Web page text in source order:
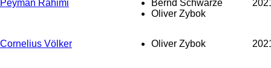
Peyman Rahimi
Bernd Schwarze
Oliver Zybok
Cornelius Völker Oliver Zybok